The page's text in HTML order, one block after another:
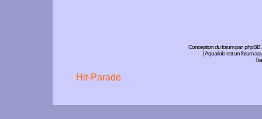
Conception du forum par:phpBB
| Aquariolo est un forum